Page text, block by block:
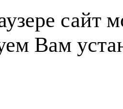
сайт
Вам